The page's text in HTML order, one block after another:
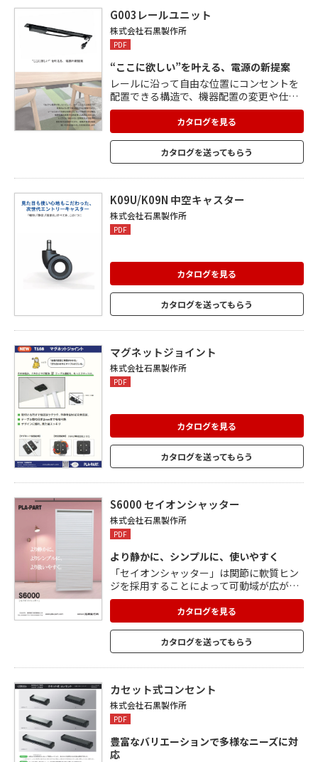
ンテナンスや変更品の案内も掲載。
G003レールユニット
株式会社石黒製作所
PDF
“ここに欲しい”を叶える、電源の新提案
レールに沿って自由な位置にコンセントを
配置できる構造で、機器配置の変更や仕様
変更にも柔軟に対応できます。 さまざまな
場所に取り付けでき、手元で電源の抜き差
しラクラク。 レールの厚みがわずか6mm
とスリムでスマートな設計のため、机上の
作業スペースをしっかり確保します。 必要
ムーズ。 使いやすさと施工のしやすさを両
立します。
カタログを見る
カタログを送ってもらう
K09U/K09N 中空キャスター
株式会社石黒製作所
PDF
カタログを見る
カタログを送ってもらう
マグネットジョイント
株式会社石黒製作所
PDF
カタログを見る
カタログを送ってもらう
S6000 セイオンシャッター
株式会社石黒製作所
PDF
より静かに、シンプルに、使いやすく
「セイオンシャッター」は関節に軟質ヒン
ジを採用することによって可動域が広が
り、可動時の摺動音も無くなり静音性が向
上。 30mm間隔、4本で連結されており、
組立工程の削減によりコストが大幅に軽減
され、本体価格ダウンにも寄与。 スラッ卜
をつなぐ部品が減り、一体成型となること
L1300mmの100mm間隔での定寸販売。
オーダーカット品に比べ短納期・低コスト
を実現。
カタログを見る
カタログを送ってもらう
カセット式コンセント
株式会社石黒製作所
PDF
豊富なバリエーションで多様なニーズに対
応